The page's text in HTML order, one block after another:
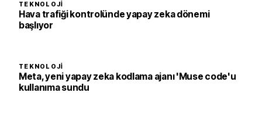
TEKNOLOJI
Hava trafiği kontrolünde yapay zeka dönemi
başlıyor
TEKNOLOJI
Meta, yeni yapay zeka kodlama ajanı 'Muse code'u
kullanıma sundu